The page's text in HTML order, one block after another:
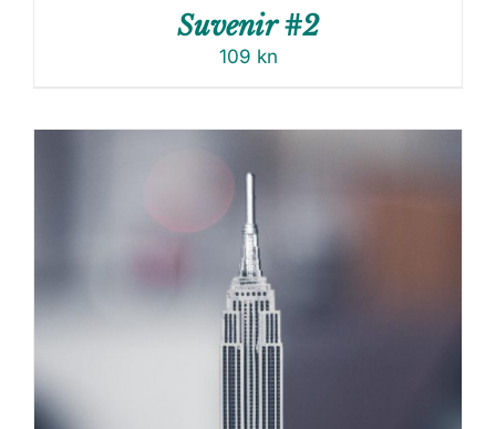
Suvenir #2
109 kn